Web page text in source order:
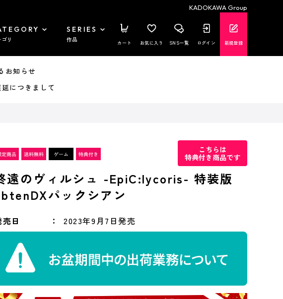
KADOKAWA Group
リ
SERIES
作品 カート お気に入り SNS一覧 ログイン 新規登録
お知らせ
につきまして
こちらは
特典付き商品です
遠のヴィルシュ -EpiC:lycoris- 特装版
パックシアン
日 2023年9月7日発売